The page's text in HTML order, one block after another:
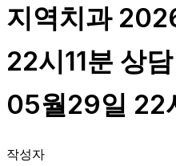
지역치과
22시11분 상
05월29일 22
작성자